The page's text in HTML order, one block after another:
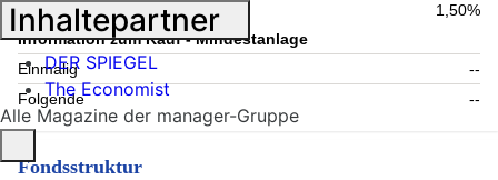
Laufende Kosten
1,50%
Information zum Kauf - Mindestanlage
Einmalig
--
Folgende
--
Fondsstruktur
Inhaltepartner
DER SPIEGEL
The Economist
Alle Magazine der manager-Gruppe